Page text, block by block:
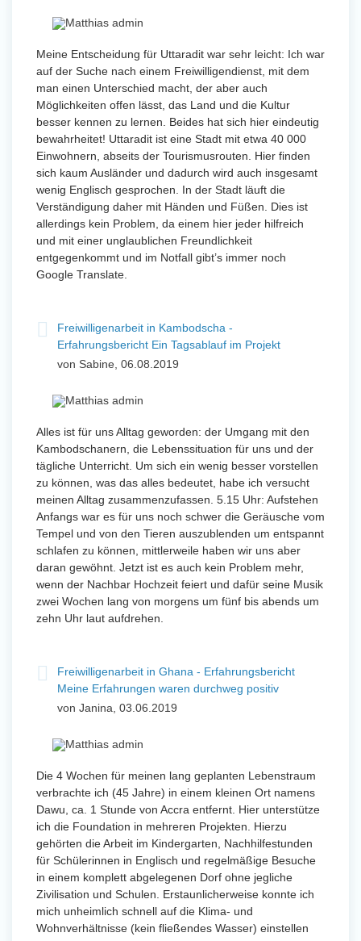
Meine Entscheidung für Uttaradit war sehr leicht: Ich war
auf der Suche nach einem Freiwilligendienst, mit dem
man einen Unterschied macht, der aber auch
Möglichkeiten offen lässt, das Land und die Kultur
besser kennen zu lernen. Beides hat sich hier eindeutig
bewahrheitet! Uttaradit ist eine Stadt mit etwa 40 000
Einwohnern, abseits der Tourismusrouten. Hier finden
sich kaum Ausländer und dadurch wird auch insgesamt
wenig Englisch gesprochen. In der Stadt läuft die
Verständigung daher mit Händen und Füßen. Dies ist
allerdings kein Problem, da einem hier jeder hilfreich
und mit einer unglaublichen Freundlichkeit
entgegenkommt und im Notfall gibt’s immer noch
Google Translate.
Freiwilligenarbeit in Kambodscha -
Erfahrungsbericht Ein Tagsablauf im Projekt
von Sabine, 06.08.2019
Alles ist für uns Alltag geworden: der Umgang mit den
Kambodschanern, die Lebenssituation für uns und der
tägliche Unterricht. Um sich ein wenig besser vorstellen
zu können, was das alles bedeutet, habe ich versucht
meinen Alltag zusammenzufassen. 5.15 Uhr: Aufstehen
Anfangs war es für uns noch schwer die Geräusche vom
Tempel und von den Tieren auszublenden um entspannt
schlafen zu können, mittlerweile haben wir uns aber
daran gewöhnt. Jetzt ist es auch kein Problem mehr,
wenn der Nachbar Hochzeit feiert und dafür seine Musik
zwei Wochen lang von morgens um fünf bis abends um
zehn Uhr laut aufdrehen.
Freiwilligenarbeit in Ghana - Erfahrungsbericht
Meine Erfahrungen waren durchweg positiv
von Janina, 03.06.2019
Die 4 Wochen für meinen lang geplanten Lebenstraum
verbrachte ich (45 Jahre) in einem kleinen Ort namens
Dawu, ca. 1 Stunde von Accra entfernt. Hier unterstütze
ich die Foundation in mehreren Projekten. Hierzu
gehörten die Arbeit im Kindergarten, Nachhilfestunden
für Schülerinnen in Englisch und regelmäßige Besuche
in einem komplett abgelegenen Dorf ohne jegliche
Zivilisation und Schulen. Erstaunlicherweise konnte ich
mich unheimlich schnell auf die Klima- und
Wohnverhältnisse (kein fließendes Wasser) einstellen